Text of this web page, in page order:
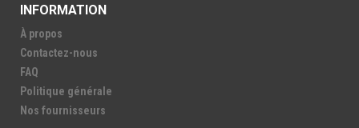
INFORMATION
À propos
Contactez-nous
FAQ
Politique générale
Nos fournisseurs